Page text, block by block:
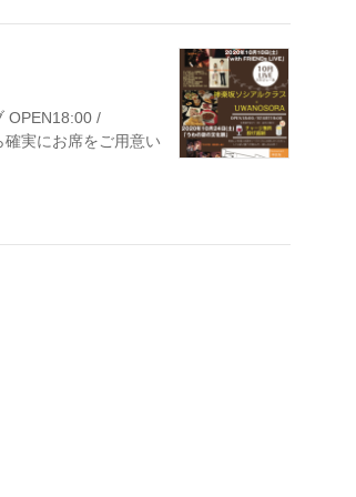
OPEN18:00 /
実にお席をご用意い